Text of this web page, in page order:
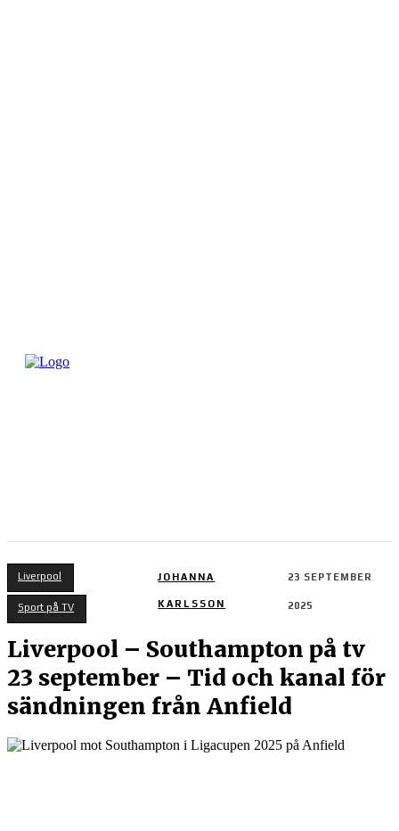
Liverpool
Sport på TV
JOHANNA
KARLSSON
23 SEPTEMBER
2025
Liverpool – Southampton på tv
23 september – Tid och kanal för
sändningen från Anfield